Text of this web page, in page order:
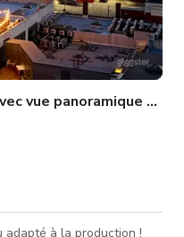
vue panoramique sur
adapté à la production !